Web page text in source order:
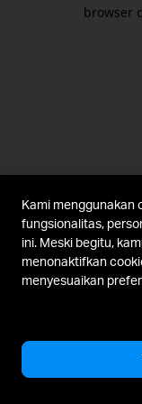
browser
Kami menggunakan
fungsionalitas,
ini. Meski begitu,
menonaktifkan
menyesuaikan